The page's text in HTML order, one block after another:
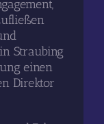
Straubing
einen
Direktor